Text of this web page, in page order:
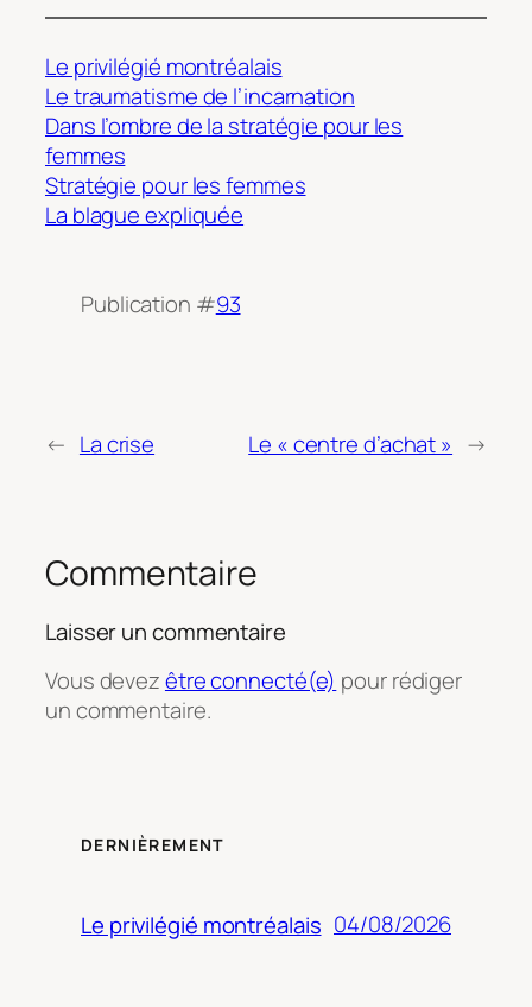
Le privilégié montréalais
Le traumatisme de l’incarnation
Dans l’ombre de la stratégie pour les
femmes
Stratégie pour les femmes
La blague expliquée
Publication #93
← La crise Le « centre d’achat » →
Commentaire
Laisser un commentaire
Vous devezêtre connecté(e) pour rédiger
un commentaire.
DERNIÈREMENT
Le privilégié montréalais 04/08/2026